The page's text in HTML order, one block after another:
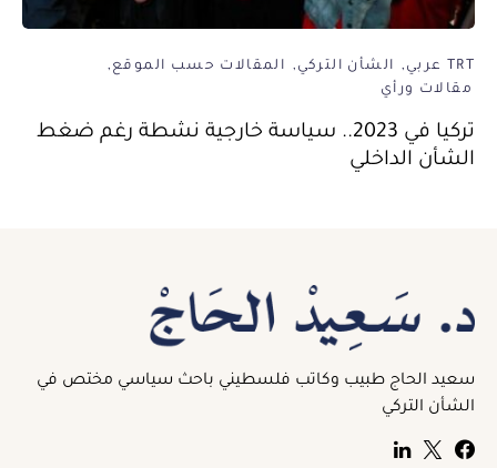
TRT عربي الشأن التركي
المقالات حسب الموقع
مقالات ورأي
تركيا في 2023.. سياسة خارجية نشطة رغم ضغط
الشأن الداخلي
سعيد الحاج طبيب وكاتب فلسطيني باحث سياسي مختص في
الشأن التركي